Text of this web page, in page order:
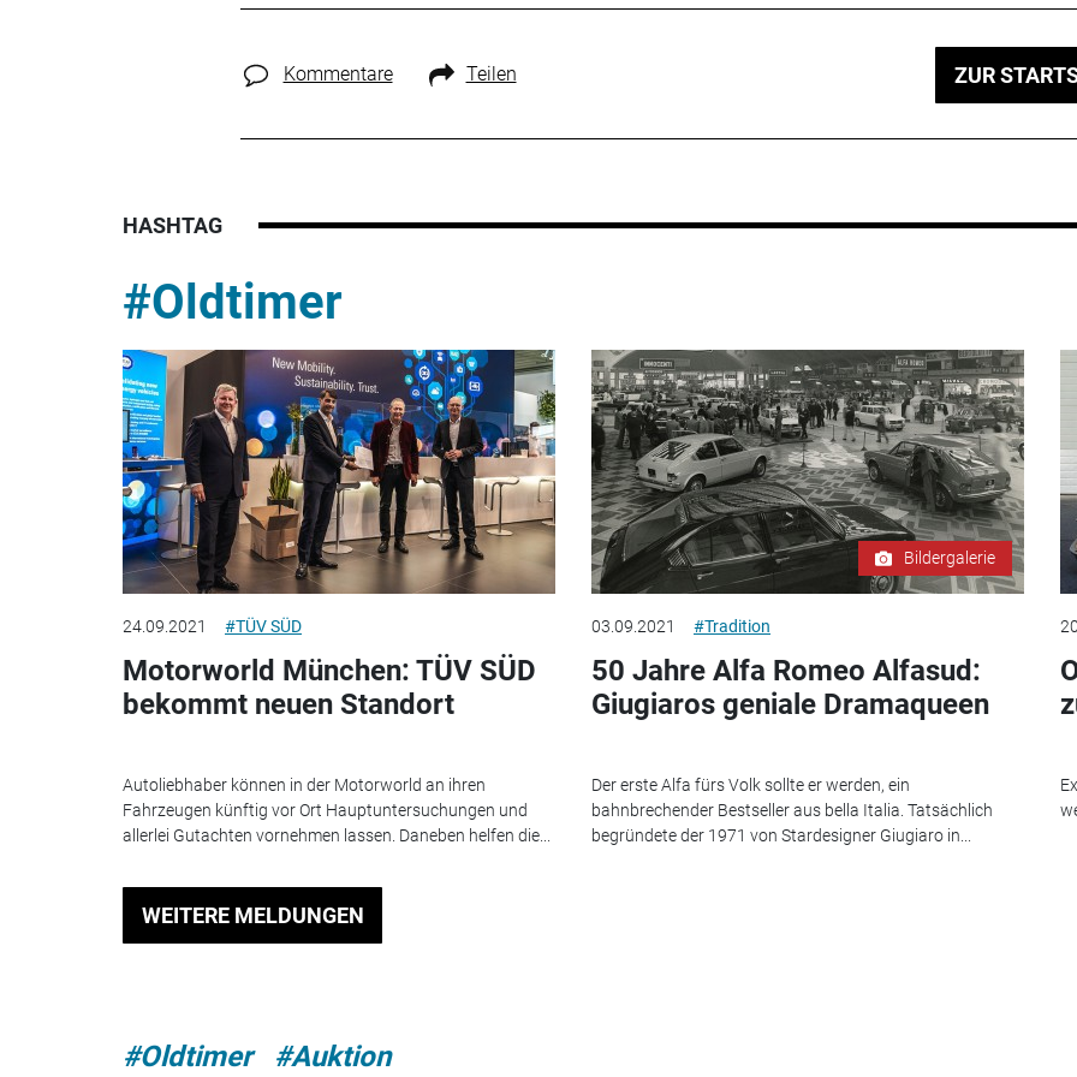
Kommentare Teilen ZUR
HASHTAG
#Oldtimer
24.09.2021 #TÜV SÜD
Motorworld München: TÜV SÜD
bekommt neuen Standort
Autoliebhaber können in der Motorworld an ihren
Fahrzeugen künftig vor Ort Hauptuntersuchungen und
allerlei Gutachten vornehmen lassen. Daneben helfen die...
Bildergalerie
03.09.2021 #Tradition
50 Jahre Alfa Romeo Alfasud:
Giugiaros geniale Dramaqueen
Der erste Alfa fürs Volk sollte er werden, ein
bahnbrechender Bestseller aus bella Italia. Tatsächlich
begründete der 1971 von Stardesigner Giugiaro in...
WEITERE MELDUNGEN
#Oldtimer #Auktion